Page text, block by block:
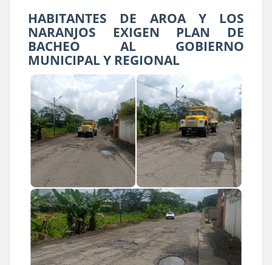
HABITANTES DE AROA Y LOS
NARANJOS EXIGEN PLAN DE
BACHEO AL GOBIERNO
MUNICIPAL Y REGIONAL